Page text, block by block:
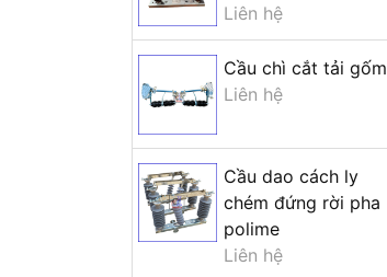
Liên hệ
Cầu chì cắt tải gốm
Liên hệ
Cầu dao cách ly
chém đứng rời pha
polime
Liên hệ